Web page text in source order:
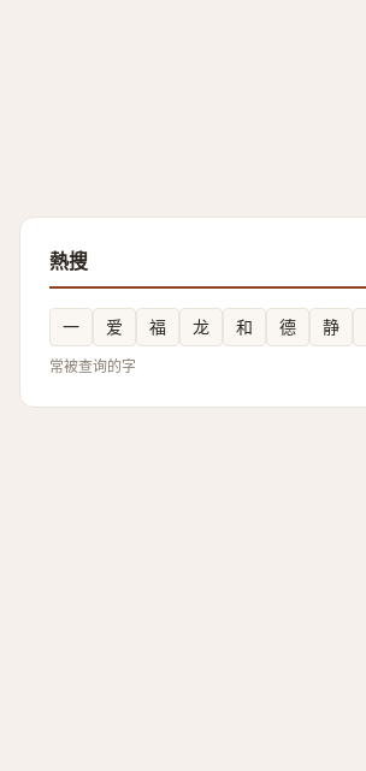
熱搜
一 爱 福 龙 和 德 静
常被查询的字